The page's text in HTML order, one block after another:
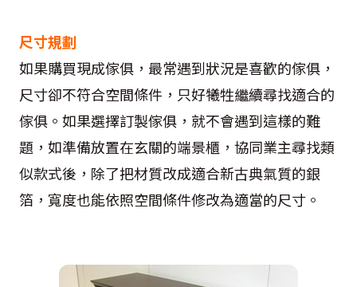
尺寸規劃
如果購買現成傢俱，最常遇到狀況是喜歡的傢俱，
尺寸卻不符合空間條件，只好犧牲繼續尋找適合的
傢俱。如果選擇訂製傢俱，就不會遇到這樣的難
題，如準備放置在玄關的端景櫃，協同業主尋找類
似款式後，除了把材質改成適合新古典氣質的銀
箔，寬度也能依照空間條件修改為適當的尺寸。